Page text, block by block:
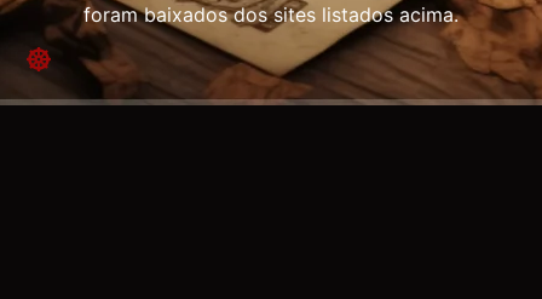
foram baixados dos sites listados acima.